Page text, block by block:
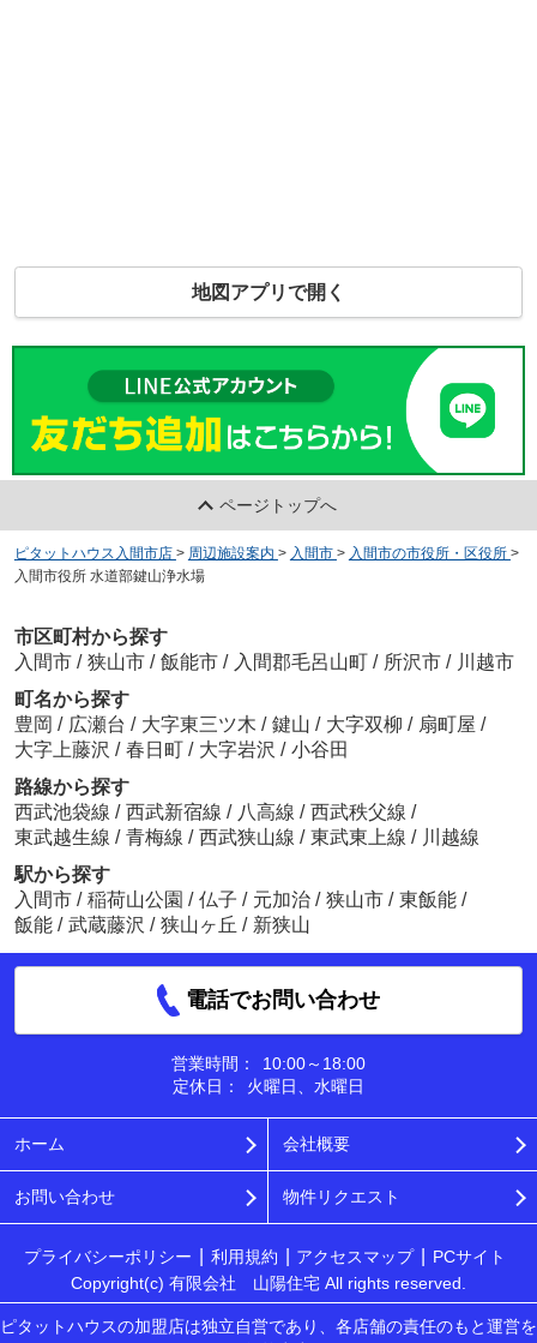
地図アプリで開く
ページトップへ
ピタットハウス入間市店 > 周辺施設案内 > 入間市 > 入間市の市役所・区役所 >
入間市役所 水道部鍵山浄水場
市区町村から探す
入間市 / 狭山市 / 飯能市 / 入間郡毛呂山町 / 所沢市 / 川越市
町名から探す
豊岡 / 広瀬台 / 大字東三ツ木 / 鍵山 / 大字双柳 / 扇町屋 /
大字上藤沢 / 春日町 / 大字岩沢 / 小谷田
路線から探す
西武池袋線 / 西武新宿線 / 八高線 / 西武秩父線 /
東武越生線 / 青梅線 / 西武狭山線 / 東武東上線 / 川越線
駅から探す
入間市 / 稲荷山公園 / 仏子 / 元加治 / 狭山市 / 東飯能 /
飯能 / 武蔵藤沢 / 狭山ヶ丘 / 新狭山
電話でお問い合わせ
営業時間：
10:00～18:00
定休日：
火曜日、水曜日
ホーム 会社概要
お問い合わせ 物件リクエスト
プライバシーポリシー 利用規約 アクセスマップ
PCサイト
Copyright(c) 有限会社 山陽住宅 All rights reserved.
ピタットハウスの加盟店は独立自営であり、各店舗の責任のもと運営を